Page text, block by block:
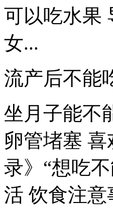
可以吃水果
女...
流产后不能
坐月子能不
卵管堵塞
录》“想吃
活 饮食注